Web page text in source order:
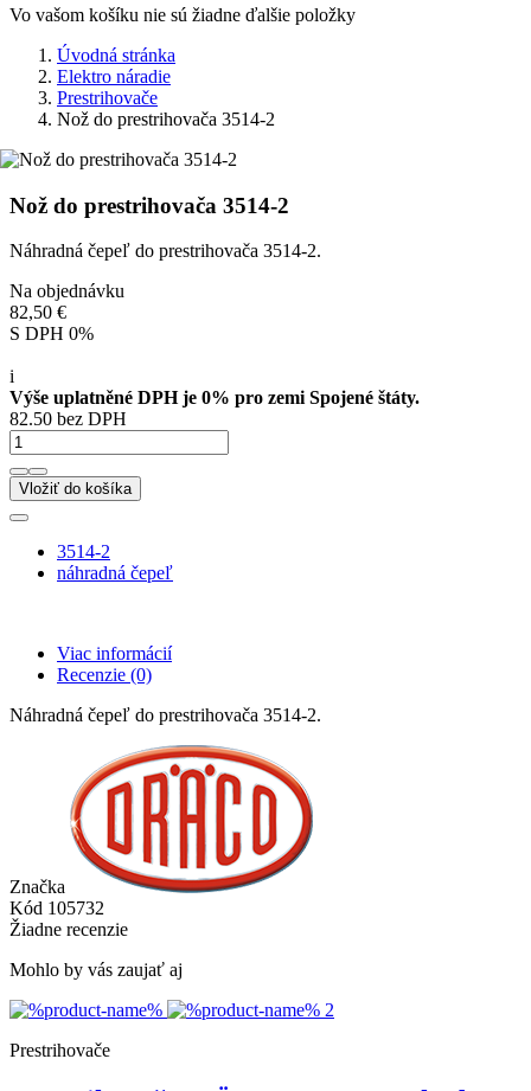
Vo vašom košíku nie sú žiadne ďalšie položky
Úvodná stránka
Elektro náradie
Prestrihovače
Nož do prestrihovača 3514-2
Nož do prestrihovača 3514-2
Náhradná čepeľ do prestrihovača 3514-2.
Na objednávku
82,50 €
S DPH 0%
i
Výše uplatněné DPH je 0% pro zemi Spojené štáty.
82.50 bez DPH
Vložiť do košíka
3514-2
náhradná čepeľ
Viac informácií
Recenzie (0)
Náhradná čepeľ do prestrihovača 3514-2.
Značka
Kód 105732
Žiadne recenzie
Mohlo by vás zaujať aj
Prestrihovače